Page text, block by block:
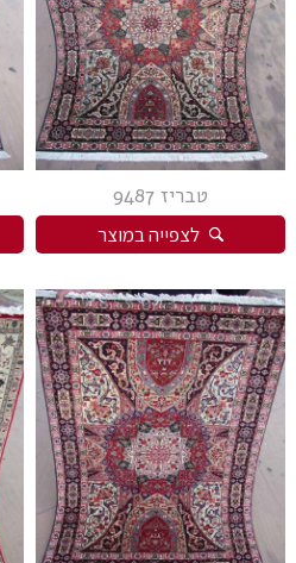
טבריז 9487
לצפייה במוצר